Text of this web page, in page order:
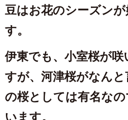
豆はお花のシーズンが
す。
伊東でも、小室桜が咲
すが、河津桜がなんと
の桜としては有名な
います。